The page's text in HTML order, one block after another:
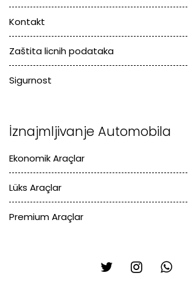
Kontakt
Zaštita licnih podataka
Sigurnost
İznajmljivanje Automobila
Ekonomik Araçlar
Lüks Araçlar
Premium Araçlar